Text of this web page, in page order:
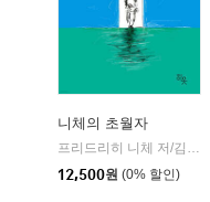
| 현대지성
니체의 초월자
12,500원 (0% 할인)